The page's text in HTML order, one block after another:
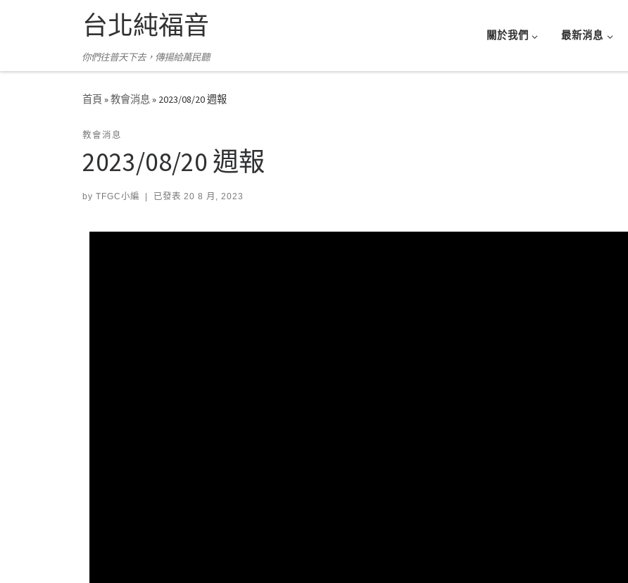
Skip to content台北純福音
你們往普天下去，傳揚給萬民聽
關於我們 最新消息
首頁 »教會消息 » 2023/08/20 週報
教會消息
2023/08/20 週報
by TFGC小編 已發表 20 8 月, 2023